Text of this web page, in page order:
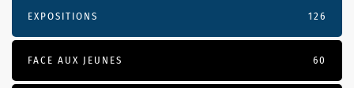
EXPOSITIONS 126
FACE AUX JEUNES 60